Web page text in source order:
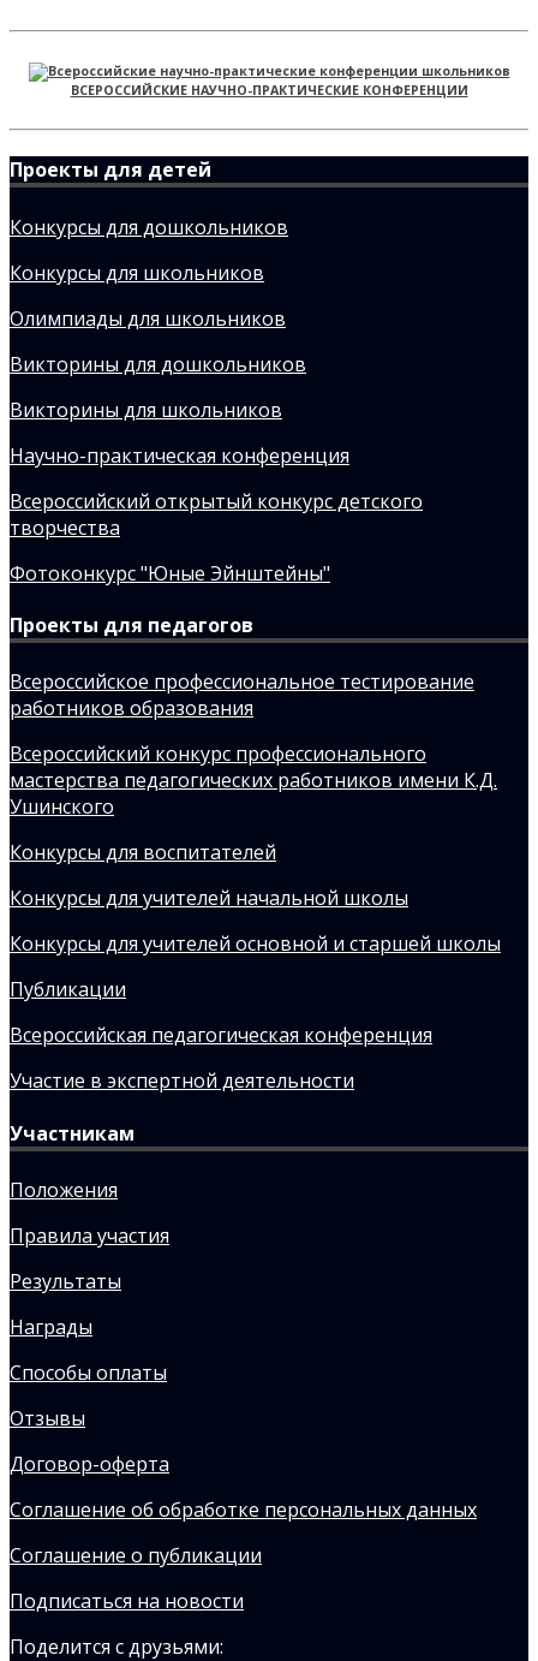
ВСЕРОССИЙСКИЕ НАУЧНО-ПРАКТИЧЕСКИЕ КОНФЕРЕНЦИИ
Проекты для детей
Конкурсы для дошкольников
Конкурсы для школьников
Олимпиады для школьников
Викторины для дошкольников
Викторины для школьников
Научно-практическая конференция
Всероссийский открытый конкурс детского
творчества
Фотоконкурс "Юные Эйнштейны"
Проекты для педагогов
Всероссийское профессиональное тестирование
работников образования
Всероссийский конкурс профессионального
мастерства педагогических работников имени К.Д.
Ушинского
Конкурсы для воспитателей
Конкурсы для учителей начальной школы
Конкурсы для учителей основной и старшей школы
Публикации
Всероссийская педагогическая конференция
Участие в экспертной деятельности
Участникам
Положения
Правила участия
Результаты
Награды
Способы оплаты
Отзывы
Договор-оферта
Соглашение об обработке персональных данных
Соглашение о публикации
Подписаться на новости
Поделится с друзьями: